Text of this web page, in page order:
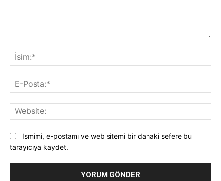
Ismimi, e-postamı ve web sitemi bir dahaki sefere bu
tarayıcıya kaydet.